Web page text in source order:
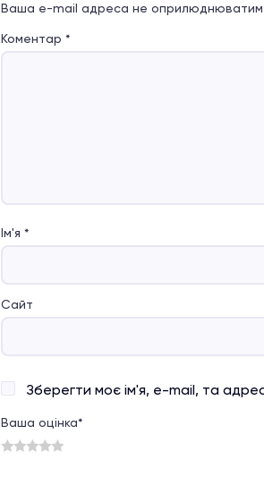
Ваша e-mail адреса не
Коментар *
Ім'я *
Сайт
Зберегти моє ім'я, e-mail, та
Ваша оцінка*
4
3
2
1